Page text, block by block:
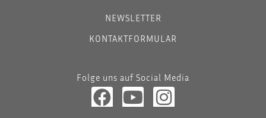
NEWSLETTER
KONTAKTFORMULAR
Folge uns auf Social Media